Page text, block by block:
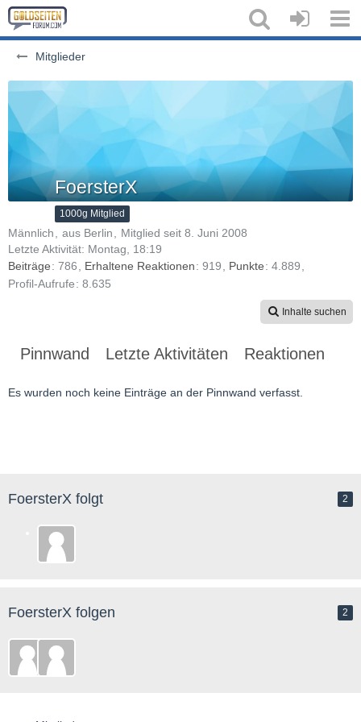
Mitglieder
FoersterX
1000g Mitglied
Männlich aus Berlin
Mitglied seit 8. Juni 2008
Letzte Aktivität: Montag, 18:19
Beiträge
786 Erhaltene Reaktionen 919 Punkte
4.889
Profil-Aufrufe
8.635
Inhalte suchen
Pinnwand Letzte Aktivitäten Reaktionen
Es wurden noch keine Einträge an der Pinnwand verfasst.
FoersterX folgt 2
FoersterX folgen 2